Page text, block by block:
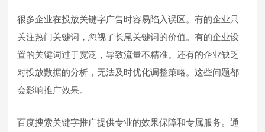
很多企业在投放关键字广告时容易陷入误区。有的企业只
关注热门关键词，忽视了长尾关键词的价值。有的企业设
置的关键词过于宽泛，导致流量不精准。还有的企业缺乏
对投放数据的分析，无法及时优化调整策略。这些问题都
会影响推广效果。
百度搜索关键字推广提供专业的效果保障和专属服务。通